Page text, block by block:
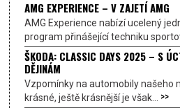
AMG EXPERIENCE – V ZAJETÍ AMG
AMG Experience nabízí ucelený
program přinášející techniku
ŠKODA: CLASSIC DAYS 2025 – S
DĚJINÁM
Vzpomínky na automobily našeho
krásné, ještě krásnější je však... >>